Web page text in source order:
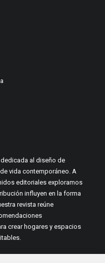
al diseño de
vida contemporáneo. A
editoriales exploramos
influyen en la forma
revista reúne
crear hogares y espacios